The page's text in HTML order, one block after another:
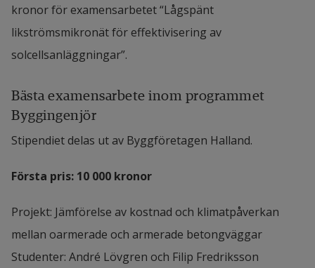
kronor för examensarbetet “Lågspänt
likströmsmikronät för effektivisering av
solcellsanläggningar”.
Bästa examensarbete inom programmet
Byggingenjör
Stipendiet delas ut av Byggföretagen Halland.
Första pris: 10 000 kronor
Projekt: Jämförelse av kostnad och klimatpåverkan
mellan oarmerade och armerade betongväggar
Studenter: André Lövgren och Filip Fredriksson